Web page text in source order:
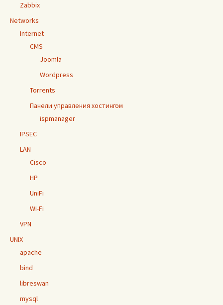
Zabbix
Networks
Internet
CMS
Joomla
Wordpress
Torrents
Панели управления хостингом
ispmanager
IPSEC
LAN
Cisco
HP
UniFi
Wi-Fi
VPN
UNIX
apache
bind
libreswan
mysql